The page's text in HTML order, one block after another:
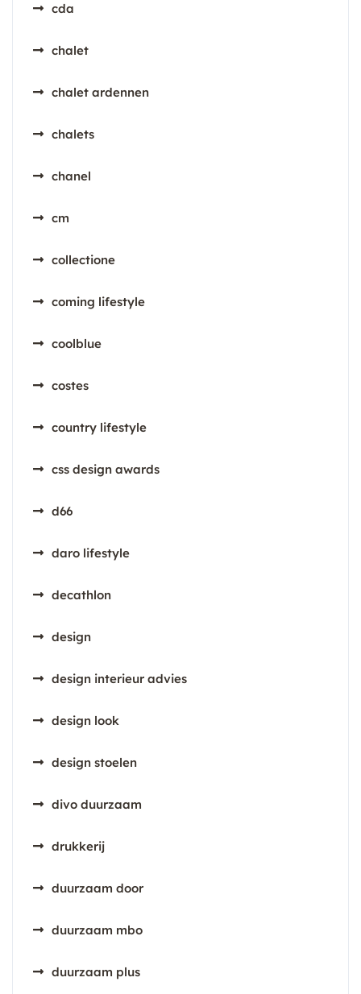
cda
chalet
chalet ardennen
chalets
chanel
cm
collectione
coming lifestyle
coolblue
costes
country lifestyle
css design awards
d66
daro lifestyle
decathlon
design
design interieur advies
design look
design stoelen
divo duurzaam
drukkerij
duurzaam door
duurzaam mbo
duurzaam plus